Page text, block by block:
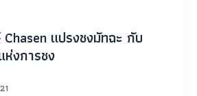
แปรงชงมัทฉะ กับ
งการชง